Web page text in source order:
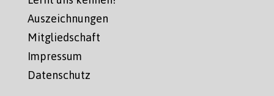
Auszeichnungen
Mitgliedschaft
Impressum
Datenschutz